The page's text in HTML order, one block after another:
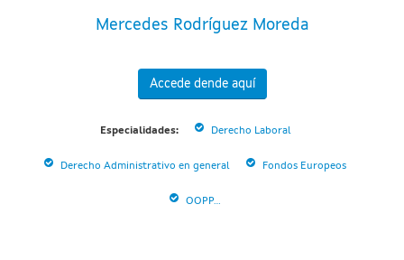
Mercedes Rodríguez Moreda
Accede dende aquí
Especialidades: Derecho Laboral
Derecho Administrativo en general Fondos Europeos
OOPP...